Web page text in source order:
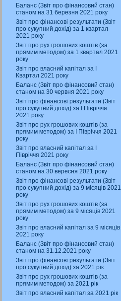
Баланс (Звіт про фінансовий стан)
станом на 31 березня 2021 року
Звіт про фінансові результати (Звіт
про сукупний дохід) за 1 квартал
2021 року
Звіт про рух грошових коштів (за
прямим методом) за 1 квартал 2021
року
Звіт про власний капітал за І
Квартал 2021 року
Баланс (Звіт про фінансовий стан)
станом на 30 червня 2021 року
Звіт про фінансові результати (Звіт
про сукупний дохід) за І Півріччя
2021 року
Звіт про рух грошових коштів (за
прямим методом) за І Півріччя 2021
року
Звіт про власний капітал за І
Півріччя 2021 року
Баланс (Звіт про фінансовий стан)
станом на 30 вересня 2021 року
Звіт про фінансові результати (Звіт
про сукупний дохід) за 9 місяців 2021
року
Звіт про рух грошових коштів (за
прямим методом) за 9 місяців 2021
року
Звіт про власний капітал за 9 місяців
2021 року
Баланс (Звіт про фінансовий стан)
станом на 31.12.2021 року
Звіт про фінансові результати (Звіт
про сукупний дохід) за 2021 рік
Звіт про рух грошових коштів (за
прямим методом) за 2021 рік
Звіт про власний капітал за 2021 рік